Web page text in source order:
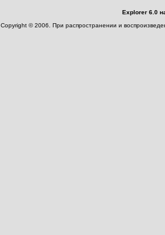
Explorer 6.0
Copyright © 2006. При распространении и